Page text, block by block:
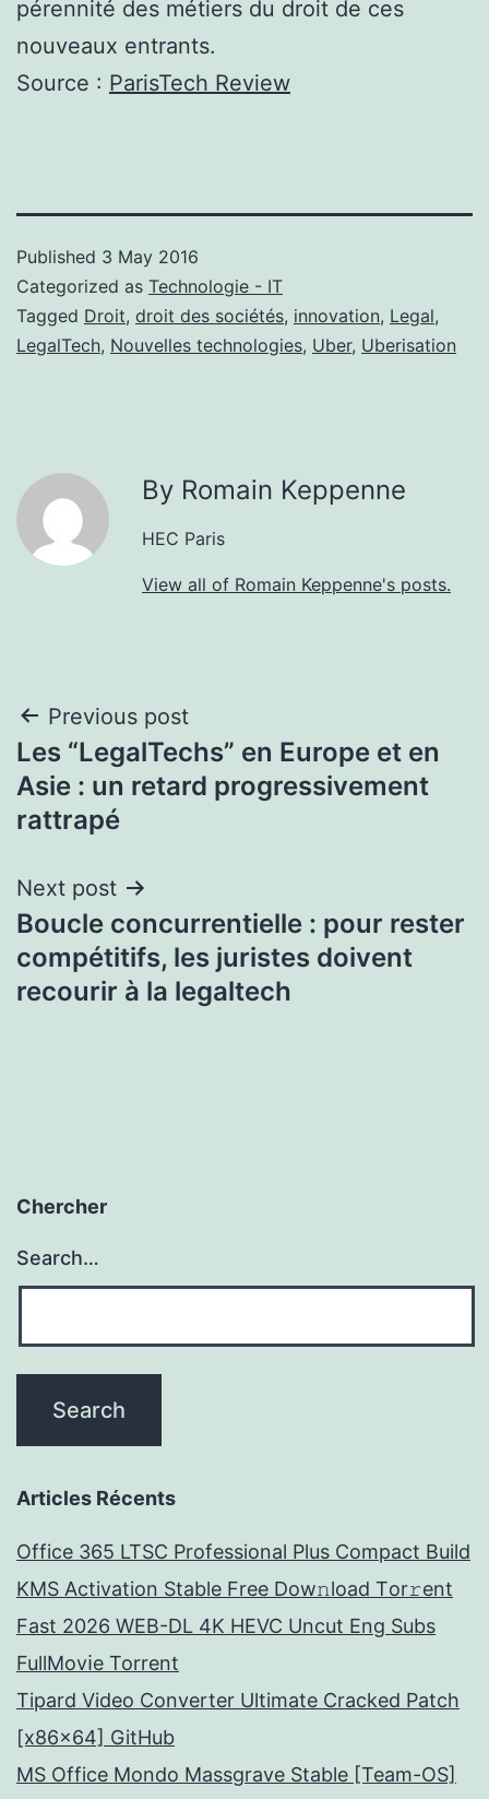
pérennité des métiers du droit de ces
nouveaux entrants.
Source : ParisTech Review
Published 3 May 2016
Categorized as Technologie - IT
Tagged Droit, droit des sociétés, innovation, Legal,
LegalTech, Nouvelles technologies, Uber, Uberisation
By Romain Keppenne
HEC Paris
View all of Romain Keppenne's posts.
Post
navigation
Previous post
Les “LegalTechs” en Europe et en
Asie : un retard progressivement
rattrapé
Next post
Boucle concurrentielle : pour rester
compétitifs, les juristes doivent
recourir à la legaltech
Chercher
Search…
Articles Récents
Office 365 LTSC Professional Plus Compact Build
KMS Activation Stable Frее Dow𝚗load Tоr𝚛ent
Fast 2026 WEB-DL 4K HEVC Uncut Eng Subs
FullMov𝗂e Torrent
Tipard Video Converter Ultimate Cracked Patch
[x86x64] GitHub
MS Office Mondo Massgrave Stable [Team-OS]